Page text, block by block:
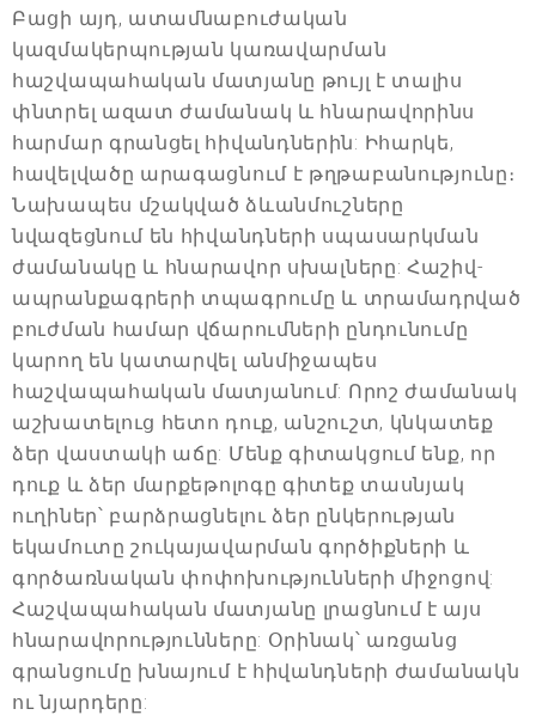
Բացի այդ, ատամնաբուժական
կազմակերպության կառավարման
հաշվապահական մատյանը թույլ է տալիս
փնտրել ազատ ժամանակ և հնարավորինս
հարմար գրանցել հիվանդներին: Իհարկե,
հավելվածը արագացնում է թղթաբանությունը։
Նախապես մշակված ձևանմուշները
նվազեցնում են հիվանդների սպասարկման
ժամանակը և հնարավոր սխալները: Հաշիվ-
ապրանքագրերի տպագրումը և տրամադրված
բուժման համար վճարումների ընդունումը
կարող են կատարվել անմիջապես
հաշվապահական մատյանում: Որոշ ժամանակ
աշխատելուց հետո դուք, անշուշտ, կնկատեք
ձեր վաստակի աճը: Մենք գիտակցում ենք, որ
դուք և ձեր մարքեթոլոգը գիտեք տասնյակ
ուղիներ՝ բարձրացնելու ձեր ընկերության
եկամուտը շուկայավարման գործիքների և
գործառնական փոփոխությունների միջոցով:
Հաշվապահական մատյանը լրացնում է այս
հնարավորությունները: Օրինակ՝ առցանց
գրանցումը խնայում է հիվանդների ժամանակն
ու նյարդերը: